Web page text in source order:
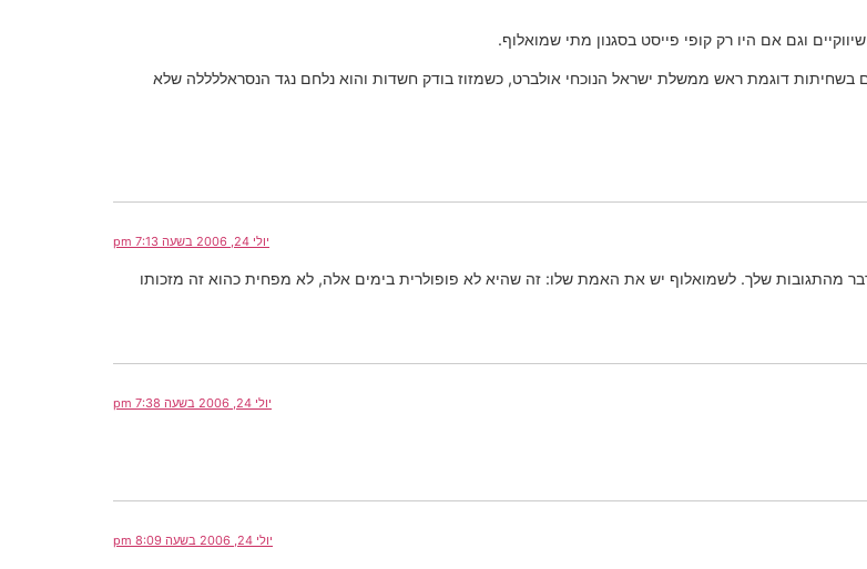
וגם אם היו רק קופי פייסט בסגנון מתי שמואלוף.
דוגמת ראש ממשלת ישראל הנוכחי אולברט, כשמזוז בודק חשדות והוא נלחם נגד הנסראללללה שלא
יולי 24, 2006 בשעה 7:13 pm
מהתגובות שלך. לשמואלוף יש את האמת שלו: זה שהיא לא פופולרית בימים אלה, לא מפחית כהוא זה מזכותו
יולי 24, 2006 בשעה 7:38 pm
יולי 24, 2006 בשעה 8:09 pm